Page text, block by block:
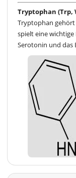
Tryptophan (Trp,
Tryptophan gehört
spielt eine
Serotonin und das